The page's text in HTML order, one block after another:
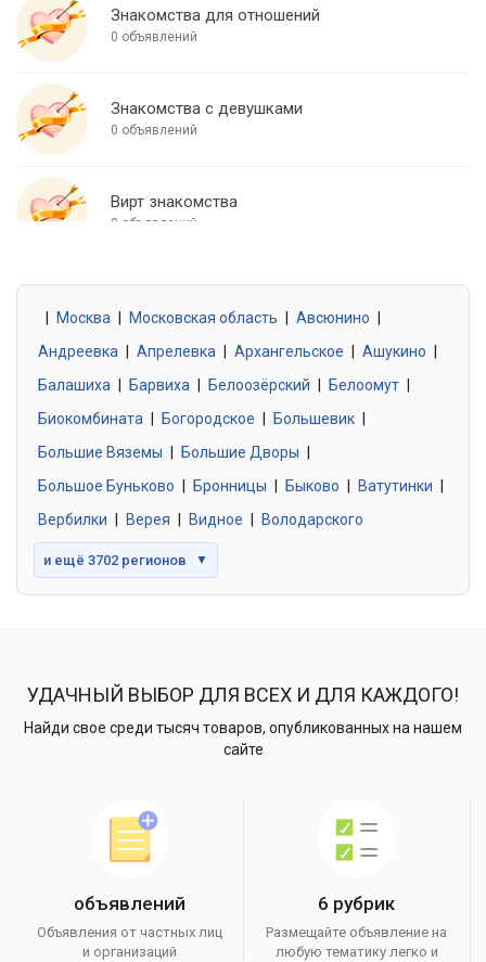
Знакомства для отношений
0 объявлений
Знакомства с девушками
0 объявлений
Вирт знакомства
0 объявлений
0 объявлений
Знакомства без обязательств
0 объявлений
Москва Московская область Авсюнино
Андреевка
Апрелевка Архангельское Ашукино
Балашиха
Барвиха Белоозёрский Белоомут
Биокомбината
Богородское Большевик
Большие Вяземы
Большие Дворы
Большое Буньково
Бронницы Быково Ватутинки
Вербилки
Верея Видное Володарского
и ещё 3702 регионов ▼
УДАЧНЫЙ ВЫБОР ДЛЯ ВСЕХ И ДЛЯ КАЖДОГО!
Найди свое среди тысяч товаров, опубликованных на нашем
сайте
объявлений
Объявления от частных лиц
и организаций
6 рубрик
Размещайте объявление на
любую тематику легко и